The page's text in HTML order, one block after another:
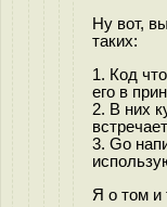
Ну вот,
таких:
1. Код
его в
2. В них
3. Go
Я о том и